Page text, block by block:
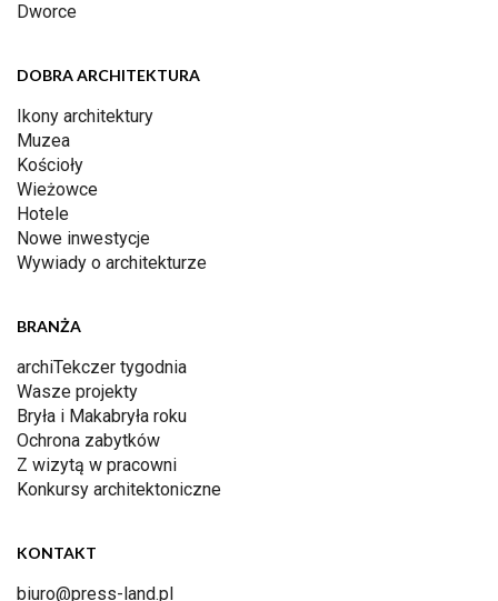
Dworce
DOBRA ARCHITEKTURA
Ikony architektury
Muzea
Kościoły
Wieżowce
Hotele
Nowe inwestycje
Wywiady o architekturze
BRANŻA
archiTekczer tygodnia
Wasze projekty
Bryła i Makabryła roku
Ochrona zabytków
Z wizytą w pracowni
Konkursy architektoniczne
KONTAKT
biuro@press-land.pl